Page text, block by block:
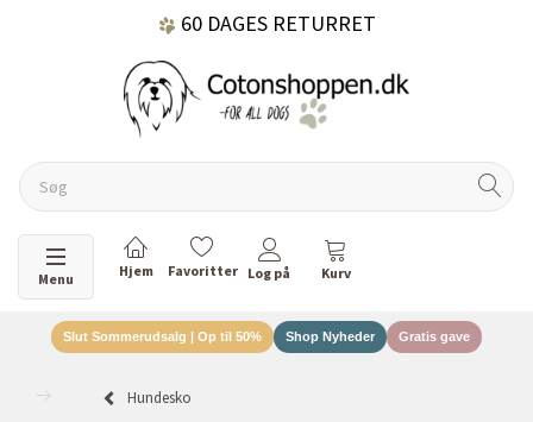
60 DAGES RETURRET
Skifte navigation
Menu
Slut Sommerudsalg | Op til 50% Shop Nyheder Gratis gave
Hundesko